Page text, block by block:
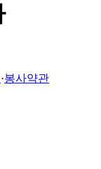
·봉사약관